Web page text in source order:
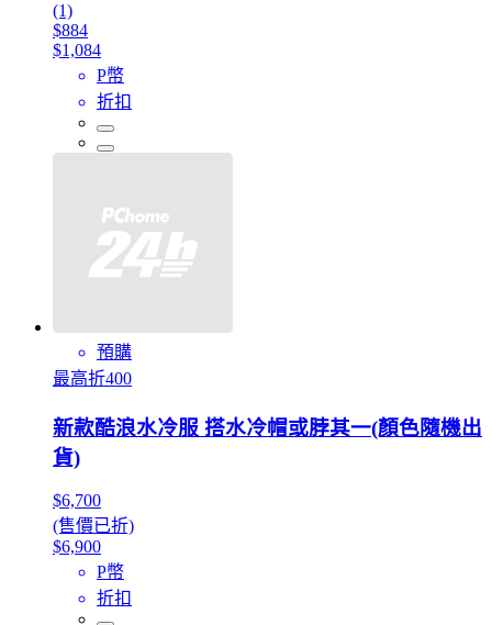
(1)
$884
$1,084
P幣
折扣
預購
最高折400
新款酷浪水冷服 搭水冷帽或脖其一(顏色隨機出
貨)
$6,700
(售價已折)
$6,900
P幣
折扣